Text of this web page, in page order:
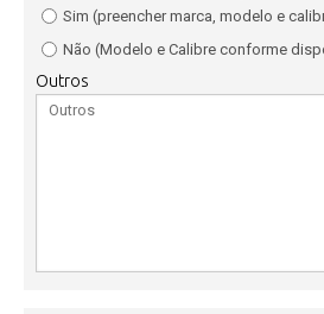
Sim (preencher marca, modelo e
Não (Modelo e Calibre conforme
Outros